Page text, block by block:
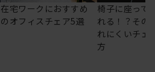
在宅ワークにおすすめ
のオフィスチェア5選
椅子に座って
れる！？その
れにくいチェ
方